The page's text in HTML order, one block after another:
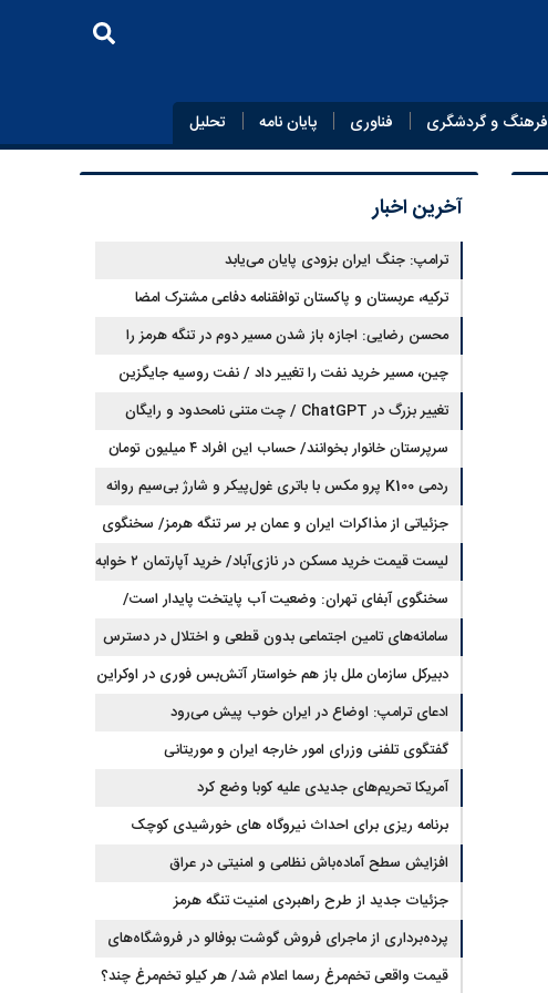
فرهنگ و گردشگری فناوری پایان‌ نامه تحلیل
آخرین اخبار
ترامپ: جنگ ایران بزودی پایان می‌یابد
ترکیه، عربستان و پاکستان توافقنامه دفاعی مشترک امضا
می‌کنند
محسن رضایی: اجازه باز شدن مسیر دوم در تنگه هرمز را
نخواهیم داد
چین، مسیر خرید نفت را تغییر داد / نفت روسیه جایگزین
نفت عربستان شد
تغییر بزرگ در ChatGPT / چت متنی نامحدود و رایگان
سرپرستان خانوار بخوانند/ حساب این افراد ۴ میلیون تومان
شارژ شد
ردمی K100 پرو مکس با باتری غول‌پیکر و شارژ بی‌سیم روانه
بازار می‌شود
جزئیاتی از مذاکرات ایران و عمان بر سر تنگه هرمز/ سخنگوی
هیات رئیسه مجلس: بیانیه‌ای شامل تصحیح مسیر تردد دریایی
در تنگه، در آستانه نهایی شدن است
لیست قیمت خرید مسکن در نازی‌آباد/ خرید آپارتمان ۲ خوابه
در این منطقه چقدر سرمایه نیاز دارد؟ + جدول مردادماه ۱۴۰۵
سخنگوی آبفای تهران: وضعیت آب پایتخت پایدار است/
جیره‌بندی نداریم
سامانه‌های تامین اجتماعی بدون قطعی و اختلال در دسترس
است
دبیرکل سازمان ملل باز هم خواستار آتش‌بس فوری در اوکراین
شدادعای ترامپ: اوضاع در ایران خوب پیش می‌رود
گفتگوی تلفنی وزرای امور خارجه ایران و موریتانی
آمریکا تحریم‌های جدیدی علیه کوبا وضع کرد
برنامه ریزی برای احداث نیروگاه های خورشیدی کوچک
مقیاس یا شناور روی آب در مازندران
افزایش سطح آماده‌باش نظامی و امنیتی در عراق
جزئیات جدید از طرح راهبردی امنیت تنگه هرمز
پرده‌برداری از ماجرای فروش گوشت بوفالو در فروشگاه‌های
کشور/ گوشت بوفالو از کجا وارد می‌شود؟/ هر کیلو بوفالو با چه
قیمت واقعی تخم‌مرغ رسما اعلام شد/ هر کیلو تخم‌مرغ چند؟